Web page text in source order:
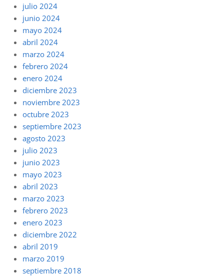
julio 2024
junio 2024
mayo 2024
abril 2024
marzo 2024
febrero 2024
enero 2024
diciembre 2023
noviembre 2023
octubre 2023
septiembre 2023
agosto 2023
julio 2023
junio 2023
mayo 2023
abril 2023
marzo 2023
febrero 2023
enero 2023
diciembre 2022
abril 2019
marzo 2019
septiembre 2018